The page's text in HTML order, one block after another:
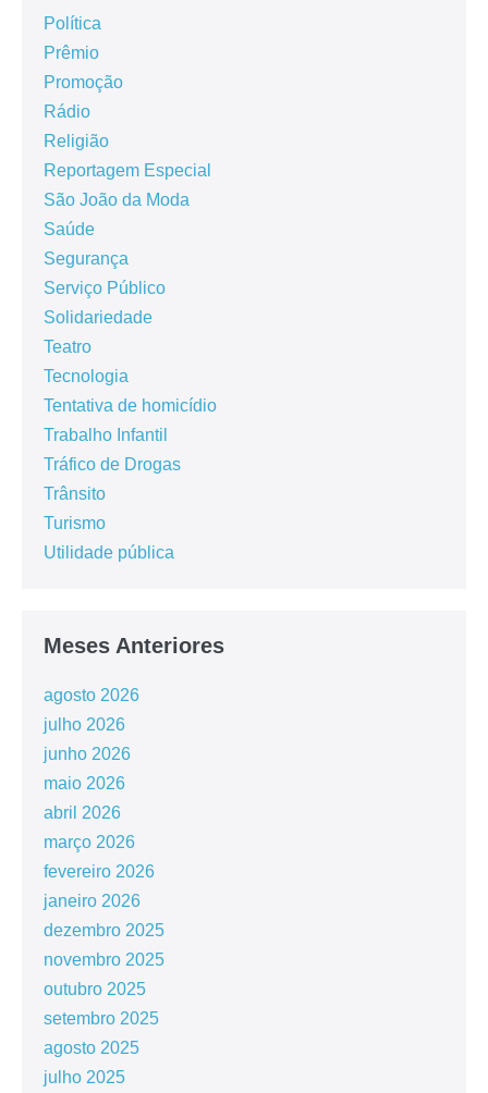
Política
Prêmio
Promoção
Rádio
Religião
Reportagem Especial
São João da Moda
Saúde
Segurança
Serviço Público
Solidariedade
Teatro
Tecnologia
Tentativa de homicídio
Trabalho Infantil
Tráfico de Drogas
Trânsito
Turismo
Utilidade pública
Meses Anteriores
agosto 2026
julho 2026
junho 2026
maio 2026
abril 2026
março 2026
fevereiro 2026
janeiro 2026
dezembro 2025
novembro 2025
outubro 2025
setembro 2025
agosto 2025
julho 2025